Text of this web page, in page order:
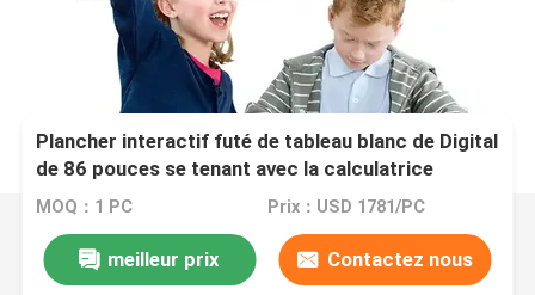
Plancher interactif futé de tableau blanc de Digital
de 86 pouces se tenant avec la calculatrice
MOQ：1 PC Prix：USD 1781/PC
meilleur prix Contactez nous